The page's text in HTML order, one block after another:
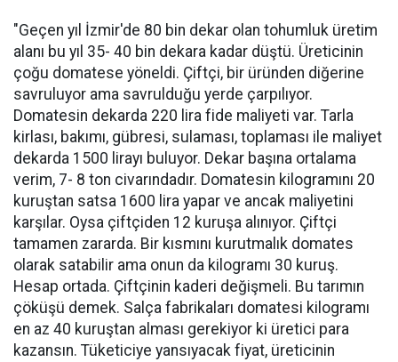
"Geçen yıl İzmir'de 80 bin dekar olan tohumluk üretim
alanı bu yıl 35- 40 bin dekara kadar düştü. Üreticinin
çoğu domatese yöneldi. Çiftçi, bir üründen diğerine
savruluyor ama savrulduğu yerde çarpılıyor.
Domatesin dekarda 220 lira fide maliyeti var. Tarla
kirlası, bakımı, gübresi, sulaması, toplaması ile maliyet
dekarda 1500 lirayı buluyor. Dekar başına ortalama
verim, 7- 8 ton civarındadır. Domatesin kilogramını 20
kuruştan satsa 1600 lira yapar ve ancak maliyetini
karşılar. Oysa çiftçiden 12 kuruşa alınıyor. Çiftçi
tamamen zararda. Bir kısmını kurutmalık domates
olarak satabilir ama onun da kilogramı 30 kuruş.
Hesap ortada. Çiftçinin kaderi değişmeli. Bu tarımın
çöküşü demek. Salça fabrikaları domatesi kilogramı
en az 40 kuruştan alması gerekiyor ki üretici para
kazansın. Tüketiciye yansıyacak fiyat, üreticinin